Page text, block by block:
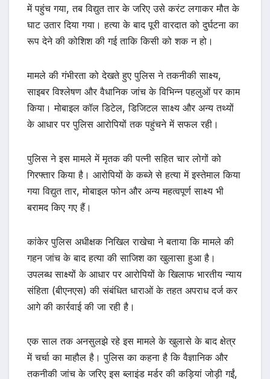
में पहुंच गया, तब विद्युत तार के जरिए उसे करंट लगाकर मौत के
घाट उतार दिया गया। हत्या के बाद पूरी वारदात को दुर्घटना का
रूप देने की कोशिश की गई ताकि किसी को शक न हो।
मामले की गंभीरता को देखते हुए पुलिस ने तकनीकी साक्ष्य,
साइबर विश्लेषण और वैधानिक जांच के विभिन्न पहलुओं पर काम
किया। मोबाइल कॉल डिटेल, डिजिटल साक्ष्य और अन्य तथ्यों
के आधार पर पुलिस आरोपियों तक पहुंचने में सफल रही।
पुलिस ने इस मामले में मृतक की पत्नी सहित चार लोगों को
गिरफ्तार किया है। आरोपियों के कब्जे से हत्या में इस्तेमाल किया
गया विद्युत तार, मोबाइल फोन और अन्य महत्वपूर्ण साक्ष्य भी
बरामद किए गए हैं।
कांकेर पुलिस अधीक्षक निखिल राखेचा ने बताया कि मामले की
गहन जांच के बाद हत्या की साजिश का खुलासा हुआ है।
उपलब्ध साक्ष्यों के आधार पर आरोपियों के खिलाफ भारतीय न्याय
संहिता (बीएनएस) की संबंधित धाराओं के तहत अपराध दर्ज कर
आगे की कार्रवाई की जा रही है।
एक साल तक अनसुलझे रहे इस मामले के खुलासे के बाद क्षेत्र
में चर्चा का माहौल है। पुलिस का कहना है कि वैज्ञानिक और
तकनीकी जांच के जरिए इस ब्लाइंड मर्डर की कड़ियां जोड़ी गईं,